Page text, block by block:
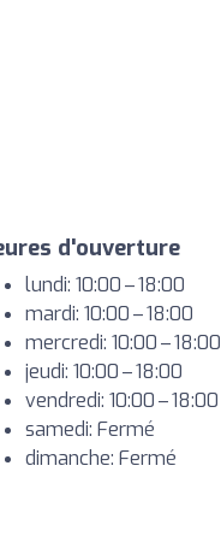
d'ouverture
lundi: 10:00 – 18:00
mardi: 10:00 – 18:00
mercredi: 10:00 – 18:00
jeudi: 10:00 – 18:00
vendredi: 10:00 – 18:00
samedi: Fermé
dimanche: Fermé